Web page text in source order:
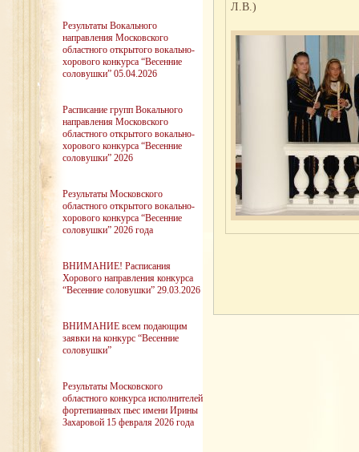
Результаты Вокального
направления Московского
областного открытого вокально-
хорового конкурса “Весенние
соловушки” 05.04.2026
Расписание групп Вокального
направления Московского
областного открытого вокально-
хорового конкурса “Весенние
соловушки” 2026
Результаты Московского
областного открытого вокально-
хорового конкурса “Весенние
соловушки” 2026 года
ВНИМАНИЕ! Расписания
Хорового направления конкурса
“Весенние соловушки” 29.03.2026
ВНИМАНИЕ всем подающим
заявки на конкурс “Весенние
соловушки”
Результаты Московского
областного конкурса исполнителей
фортепианных пьес имени Ирины
Захаровой 15 февраля 2026 года
Л.В.)